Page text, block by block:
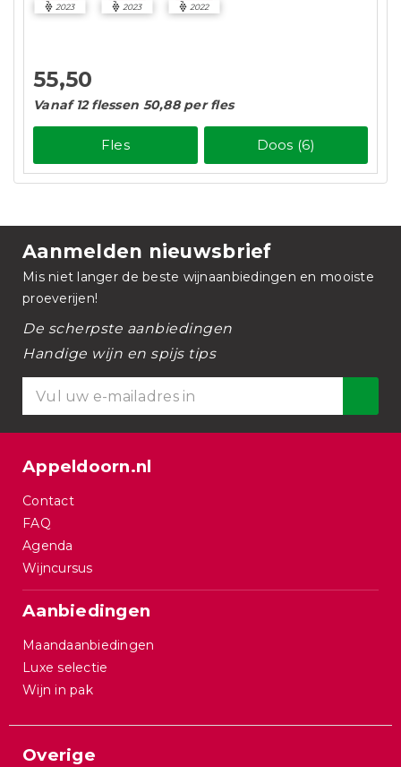
2023 2023 2022
55,50
Vanaf 12 flessen 50,88 per fles
Fles Doos (6)
Aanmelden nieuwsbrief
Mis niet langer de beste wijnaanbiedingen en mooiste
proeverijen!
De scherpste aanbiedingen
Handige wijn en spijs tips
Appeldoorn.nl
Contact
FAQ
Agenda
Wijncursus
Aanbiedingen
Maandaanbiedingen
Luxe selectie
Wijn in pak
Overige